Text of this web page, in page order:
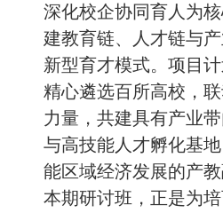
深化校企协同育人为
建教育链、人才链与
新型育才模式。项目
精心遴选百所高校，
力量，共建具有产业
与高技能人才孵化基
能区域经济发展的产
本期研讨班，正是为